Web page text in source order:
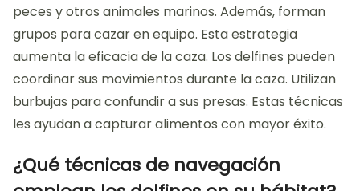
peces y otros animales marinos. Además, forman
grupos para cazar en equipo. Esta estrategia
aumenta la eficacia de la caza. Los delfines pueden
coordinar sus movimientos durante la caza. Utilizan
burbujas para confundir a sus presas. Estas técnicas
les ayudan a capturar alimentos con mayor éxito.
¿Qué técnicas de navegación